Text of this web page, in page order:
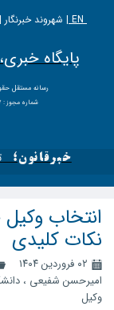
EN | شهروند
پایگاه
​​​​رسانه مستقل
شماره مجوز : ۹۳۶۱۷
خبرقانون؛
انتخاب
نکات کلیدی
۰۲ فروردین ۱۴۰۴
امیرحسن شفیعی ،
وکیل